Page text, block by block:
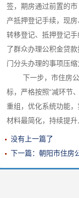
签，期房通过前置的
产抵押登记手续，现
转移登记、抵押登记
了群众办理公积金贷
门分头办理的事项压缩
下一步，市住房公
标，严格按照“减环节
重组，优化系统功能
材料最简化，持续提升
没有上一篇了
下一篇：朝阳市住房